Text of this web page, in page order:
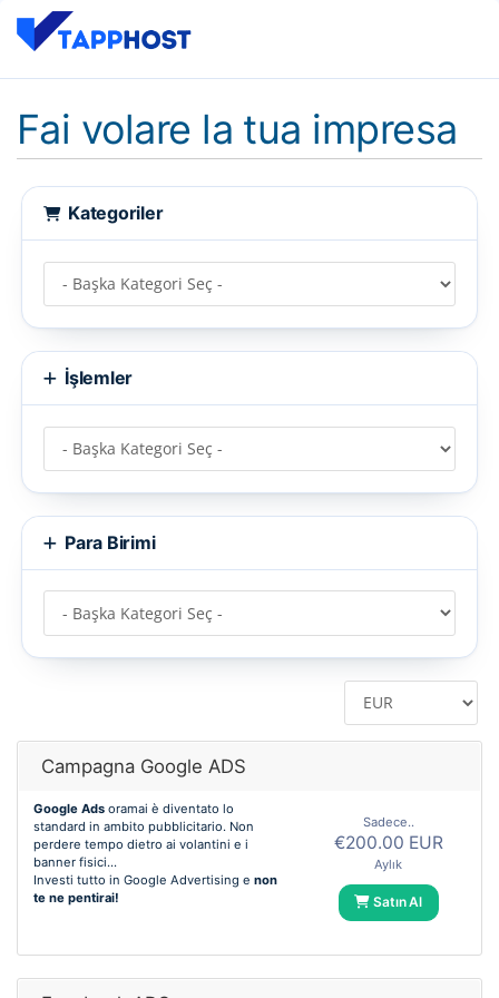
Fai volare la tua impresa
Kategoriler
İşlemler
Para Birimi
Campagna Google ADS
Google Ads oramai è diventato lo
standard in ambito pubblicitario. Non
perdere tempo dietro ai volantini e i
banner fisici...
Investi tutto in Google Advertising e non
te ne pentirai!
Sadece..
€200.00 EUR
Aylık
Satın Al